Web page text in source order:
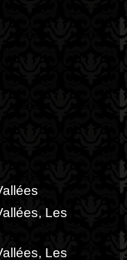
Les
Les